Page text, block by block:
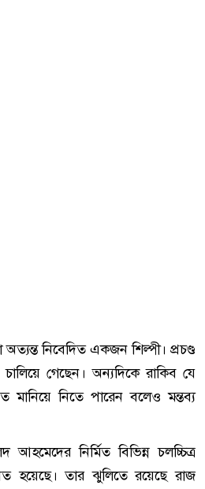
নিবেদিত একজন শিল্পী। প্রচণ্ড
গেছেন। অন্যদিকে রাকিব যে
মানিয়ে নিতে পারেন বলেও মন্তব্য
নির্মিত বিভিন্ন চলচ্চিত্র
হয়েছে। তার ঝুলিতে রয়েছে রাজ